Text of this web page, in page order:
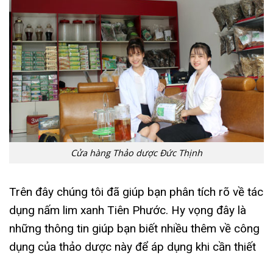
Cửa hàng Thảo dược Đức Thịnh
Trên đây chúng tôi đã giúp bạn phân tích rõ về tác
dụng nấm lim xanh Tiên Phước. Hy vọng đây là
những thông tin giúp bạn biết nhiều thêm về công
dụng của thảo dược này để áp dụng khi cần thiết